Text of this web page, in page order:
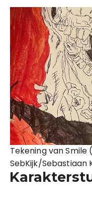
Tekening van Smile
SebKijk/Sebastiaan